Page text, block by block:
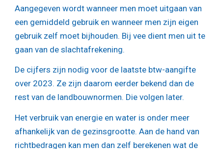
Aangegeven wordt wanneer men moet uitgaan van
een gemiddeld gebruik en wanneer men zijn eigen
gebruik zelf moet bijhouden. Bij vee dient men uit te
gaan van de slachtafrekening.
De cijfers zijn nodig voor de laatste btw-aangifte
over 2023. Ze zijn daarom eerder bekend dan de
rest van de landbouwnormen. Die volgen later.
Het verbruik van energie en water is onder meer
afhankelijk van de gezinsgrootte. Aan de hand van
richtbedragen kan men dan zelf berekenen wat de